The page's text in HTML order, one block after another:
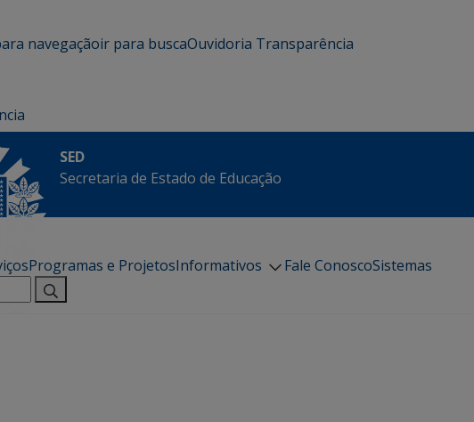
navegaçãoir para buscaOuvidoria Transparência
SED
Secretaria de Estado de Educação
Programas e ProjetosInformativos Fale ConoscoSistemas